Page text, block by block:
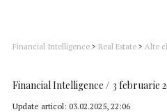
Financial Intelligence > Real Estate > Alte
Financial Intelligence 3 februarie
Update articol: 03.02.2025, 22:06